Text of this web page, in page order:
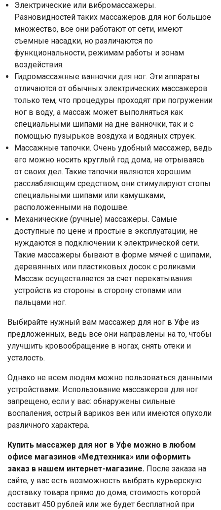
Электрические или вибромассажеры.
Разновидностей таких массажеров для ног большое
множество, все они работают от сети, имеют
съемные насадки, но различаются по
функциональности, режимам работы и зонам
воздействия.
Гидромассажные ванночки для ног. Эти аппараты
отличаются от обычных электрических массажеров
только тем, что процедуры проходят при погружении
ног в воду, а массаж может выполняться как
специальными шипами на дне ванночки, так и с
помощью пузырьков воздуха и водяных струек.
Массажные тапочки. Очень удобный массажер, ведь
его можно носить круглый год дома, не отрываясь
от своих дел. Такие тапочки являются хорошим
расслабляющим средством, они стимулируют стопы
специальными шипами или камушками,
расположенными на подошве.
Механические (ручные) массажеры. Самые
доступные по цене и простые в эксплуатации, не
нуждаются в подключении к электрической сети.
Такие массажеры бывают в форме мячей с шипами,
деревянных или пластиковых досок с роликами.
Массаж осуществляется за счет перекатывания
устройств из стороны в сторону стопами или
пальцами ног.
Выбирайте нужный вам массажер для ног в Уфе из
предложенных, ведь все они направлены на то, чтобы
улучшить кровообращение в ногах, снять отеки и
усталость.
Однако не всем людям можно пользоваться данными
устройствами. Использование массажеров для ног
запрещено, если у вас: обнаружены сильные
воспаления, острый варикоз вен или имеются опухоли
различного характера.
Купить массажер для ног в Уфе можно в любом
офисе магазинов «Медтехника» или оформить
заказ в нашем интернет-магазине. После заказа на
сайте, у вас есть возможность выбрать курьерскую
доставку товара прямо до дома, стоимость которой
составит 450 рублей или же будет бесплатной при